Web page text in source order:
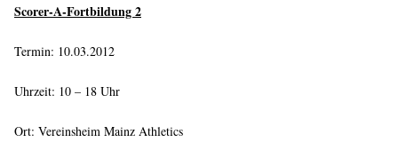
Scorer-A-Fortbildung 2
Termin: 10.03.2012
Uhrzeit: 10 – 18 Uhr
Ort: Vereinsheim Mainz Athletics